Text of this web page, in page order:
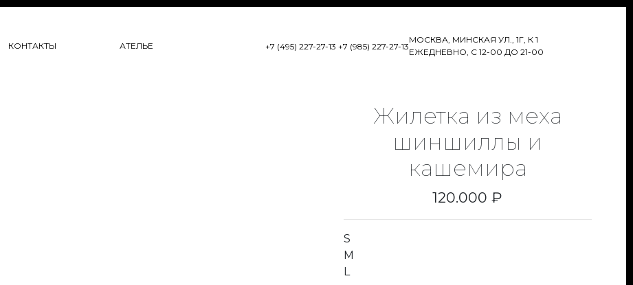
КОНТАКТЫ АТЕЛЬЕ +7 (495) 227-27-13 +7 (985) 227-27-13
МОСКВА, МИНСКАЯ УЛ., 1Г, К 1
ЕЖЕДНЕВНО, С 12-00 ДО 21-00
Жилетка из меха
шиншиллы и
кашемира
120.000 ₽
S
M
L